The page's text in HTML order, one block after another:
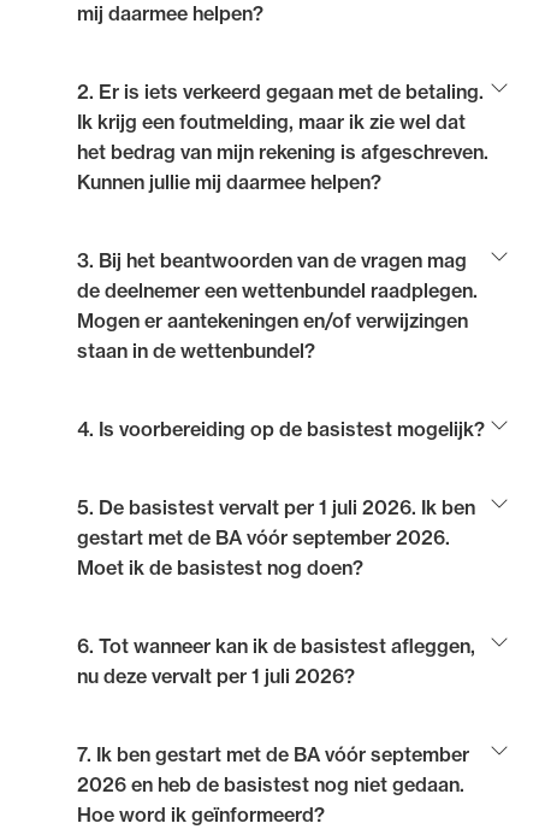
mij daarmee helpen?
De inloggegevens voor deelname aan de NOvA
basistest ontvangt u op de toetslocatie.
2. Er is iets verkeerd gegaan met de betaling.
Ik krijg een foutmelding, maar ik zie wel dat
het bedrag van mijn rekening is afgeschreven.
Kunnen jullie mij daarmee helpen?
Hiervoor kunt u contact opnemen met Optimum
Assessment, de organisatie die voor de NOvA de
toetsing verzorgt, via e-mailadres:
3. Bij het beantwoorden van de vragen mag
de deelnemer een wettenbundel raadplegen.
Mogen er aantekeningen en/of verwijzingen
staan in de wettenbundel?
Het is toegestaan om in de wettenbundel tekst te
hebben. U mag alleen nergens tekst toevoegen.
4. Is voorbereiding op de basistest mogelijk?
Om een beeld te krijgen van de opzet en de inhoud van
de basistest, is een aantal
beschikbaar. Hier
kunt u zien hoe de basistest eruit ziet en krijgt u een
basistest kunt u de eindtermen van de basistest
raadplegen.
5. De basistest vervalt per 1 juli 2026. Ik ben
gestart met de BA vóór september 2026.
Moet ik de basistest nog doen?
Ja. Voor advocaat-stagiairs die zijn gestart met de BA
vóór september 2026 blijft de basistest verplicht.
6. Tot wanneer kan ik de basistest afleggen,
nu deze vervalt per 1 juli 2026?
Advocaat-stagiairs die zijn gestart met de BA vóór
september 2026 moeten de basistest uiterlijk 31
oktober 2026 afnemen bij Optimum Assessment. Na
7. Ik ben gestart met de BA vóór september
2026 en heb de basistest nog niet gedaan.
Hoe word ik geïnformeerd?